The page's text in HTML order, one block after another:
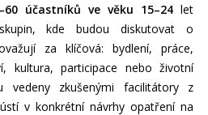
účastníků ve věku 15–24 let
kde budou diskutovat o
za klíčová: bydlení, práce,
kultura, participace nebo životní
vedeny zkušenými facilitátory z
v konkrétní návrhy opatření na